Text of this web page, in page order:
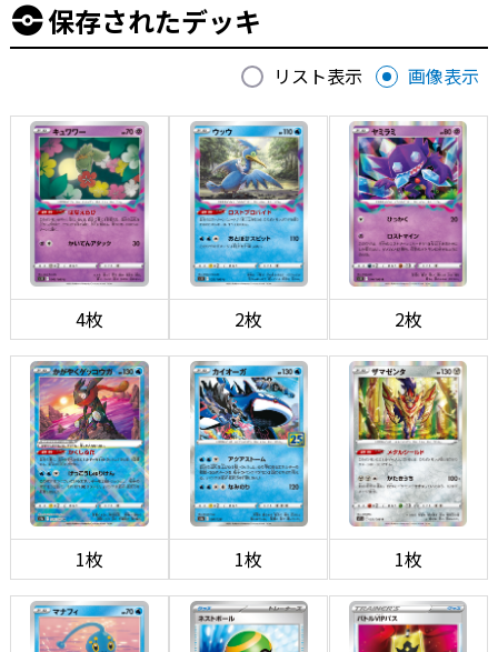
保存されたデッキ
リスト表示 画像表示
4枚 2枚 2枚
1枚 1枚 1枚